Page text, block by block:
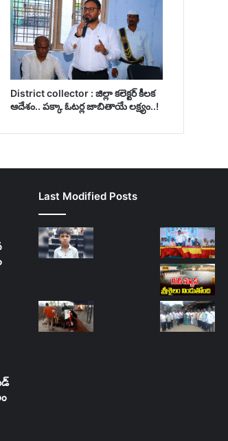
District collector : జిల్లా కలెక్టర్ కీలక
ఆదేశం.. పక్కా ఓటర్ల జాబితాయే లక్ష్యం..!
Last Modified Posts